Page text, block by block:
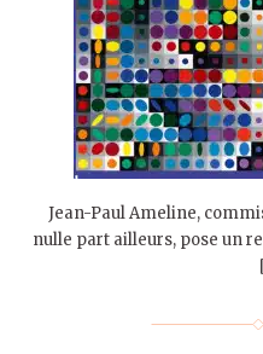
Jean-Paul Ameline,
nulle part ailleurs, pose un